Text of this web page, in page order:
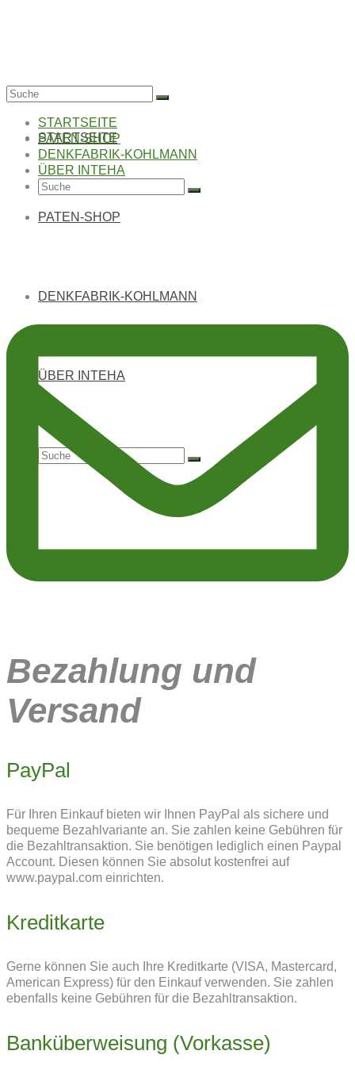
STARTSEITE
PATEN-SHOP
DENKFABRIK-KOHLMANN
ÜBER INTEHA
Suche
Suche
STARTSEITE
PATEN-SHOP
DENKFABRIK-KOHLMANN
ÜBER INTEHA
Suche
Bezahlung und
Versand
PayPal
Für Ihren Einkauf bieten wir Ihnen PayPal als sichere und
bequeme Bezahlvariante an. Sie zahlen keine Gebühren für
die Bezahltransaktion. Sie benötigen lediglich einen Paypal
Account. Diesen können Sie absolut kostenfrei auf
www.paypal.com einrichten.
Kreditkarte
Gerne können Sie auch Ihre Kreditkarte (VISA, Mastercard,
American Express) für den Einkauf verwenden. Sie zahlen
ebenfalls keine Gebühren für die Bezahltransaktion.
Banküberweisung (Vorkasse)